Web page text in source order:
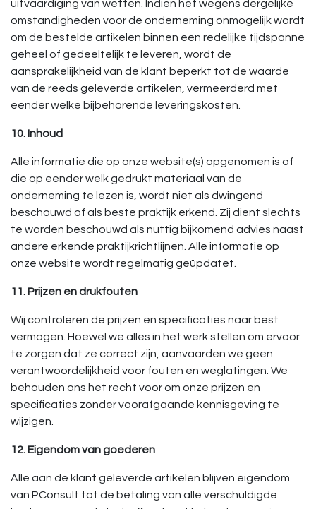
uitvaardiging van wetten. Indien het wegens dergelijke
omstandigheden voor de onderneming onmogelijk wordt
om de bestelde artikelen binnen een redelijke tijdspanne
geheel of gedeeltelijk te leveren, wordt de
aansprakelijkheid van de klant beperkt tot de waarde
van de reeds geleverde artikelen, vermeerderd met
eender welke bijbehorende leveringskosten.
10. Inhoud
Alle informatie die op onze website(s) opgenomen is of
die op eender welk gedrukt materiaal van de
onderneming te lezen is, wordt niet als dwingend
beschouwd of als beste praktijk erkend. Zij dient slechts
te worden beschouwd als nuttig bijkomend advies naast
andere erkende praktijkrichtlijnen. Alle informatie op
onze website wordt regelmatig geüpdatet.
11. Prijzen en drukfouten
Wij controleren de prijzen en specificaties naar best
vermogen. Hoewel we alles in het werk stellen om ervoor
te zorgen dat ze correct zijn, aanvaarden we geen
verantwoordelijkheid voor fouten en weglatingen. We
behouden ons het recht voor om onze prijzen en
specificaties zonder voorafgaande kennisgeving te
wijzigen.
12. Eigendom van goederen
Alle aan de klant geleverde artikelen blijven eigendom
van PConsult tot de betaling van alle verschuldigde